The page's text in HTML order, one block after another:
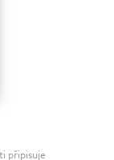
připisuje